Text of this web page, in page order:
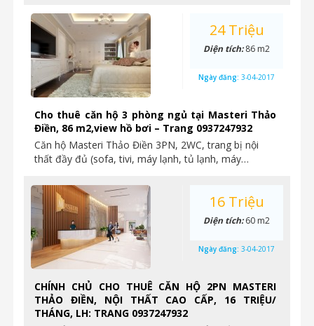
Cho thuê căn hộ 3 phòng ngủ tại Masteri Thảo
Điền, 86 m2,view hồ bơi – Trang 0937247932
Căn hộ Masteri Thảo Điền 3PN, 2WC, trang bị nội
thất đầy đủ (sofa, tivi, máy lạnh, tủ lạnh, máy…
24 Triệu
Diện tích:86 m2
Ngày đăng: 3-04-2017
CHÍNH CHỦ CHO THUÊ CĂN HỘ 2PN MASTERI
THẢO ĐIỀN, NỘI THẤT CAO CẤP, 16 TRIỆU/
THÁNG, LH: TRANG 0937247932
16 Triệu
Diện tích:60 m2
Ngày đăng: 3-04-2017